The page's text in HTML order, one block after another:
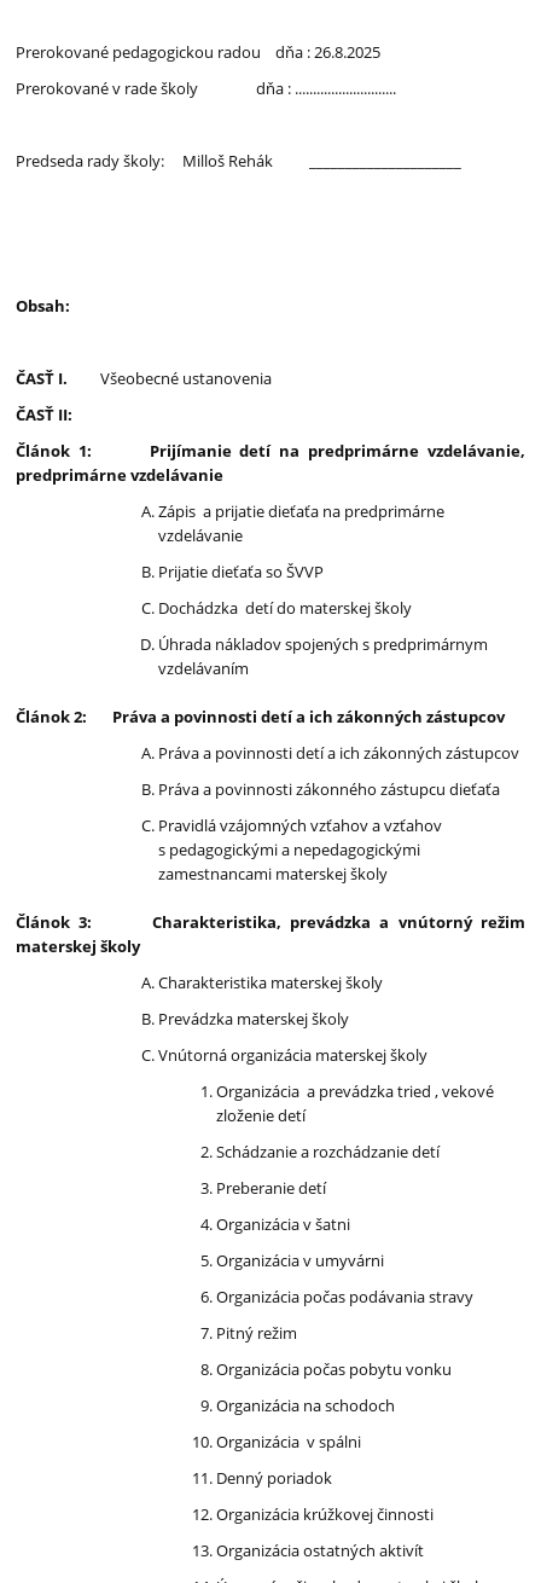
Prerokované pedagogickou radou dňa : 26.8.2025
Prerokované v rade školy dňa : ............................
Predseda rady školy: Milloš Rehák _____________________
Obsah:
ČASŤ I.Všeobecné ustanovenia
ČASŤ II:
Článok 1: Prijímanie detí na predprimárne vzdelávanie,
predprimárne vzdelávanie
Zápis a prijatie dieťaťa na predprimárne
vzdelávanie
Prijatie dieťaťa so ŠVVP
Dochádzka detí do materskej školy
Úhrada nákladov spojených s predprimárnym
vzdelávaním
Článok 2: Práva a povinnosti detí a ich zákonných zástupcov
Práva a povinnosti detí a ich zákonných zástupcov
Práva a povinnosti zákonného zástupcu dieťaťa
Pravidlá vzájomných vzťahov a vzťahov
s pedagogickými a nepedagogickými
zamestnancami materskej školy
Článok 3: Charakteristika, prevádzka a vnútorný režim
materskej školy
Charakteristika materskej školy
Prevádzka materskej školy
Vnútorná organizácia materskej školy
Organizácia a prevádzka tried , vekové
zloženie detí
Schádzanie a rozchádzanie detí
Preberanie detí
Organizácia v šatni
Organizácia v umyvárni
Organizácia počas podávania stravy
Pitný režim
Organizácia počas pobytu vonku
Organizácia na schodoch
Organizácia v spálni
Denný poriadok
Organizácia krúžkovej činnosti
Organizácia ostatných aktivít